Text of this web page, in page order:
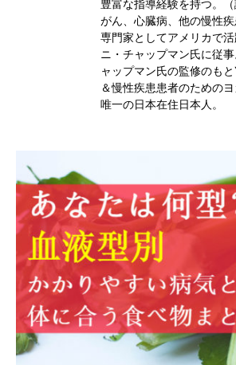
豊富な指導経験を持つ。（
がん、心臓病、他の慢性
専門家としてアメリカで
ニ・チャップマン氏に従
ャップマン氏の監修のも
＆慢性疾患患者のための
唯一の日本在住日本人。